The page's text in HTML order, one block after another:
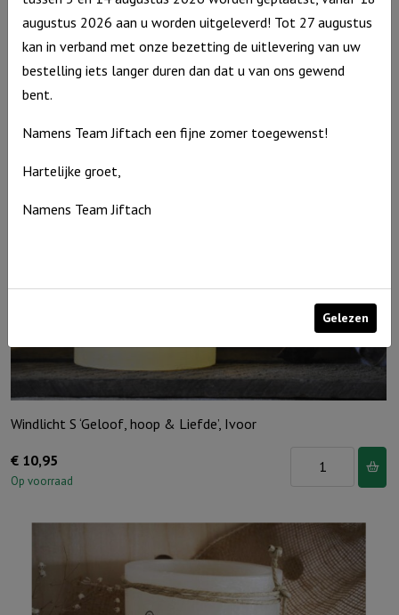
Windlicht S “Ik heb je bij je naam geroepen” Ivoor
10,95
Windlicht S ‘Geloof, hoop & Liefde’, Ivoor
€ 10,95
Op voorraad
hoop
&
Liefde',
Ivoor
augustus 2026 aan u worden uitgeleverd! Tot 27 augustus
kan in verband met onze bezetting de uitlevering van uw
bestelling iets langer duren dan dat u van ons gewend
bent.
Namens Team Jiftach een fijne zomer toegewenst!
Hartelijke groet,
Namens Team Jiftach
Gelezen